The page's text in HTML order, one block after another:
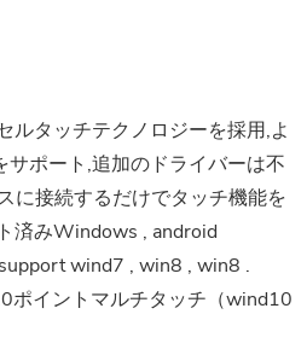
サポート,追加のドライバーは不
に接続するだけでタッチ機能を
済みWindows , android
wind7 , win8 , win8 .
ポイントマルチタッチ（wind10